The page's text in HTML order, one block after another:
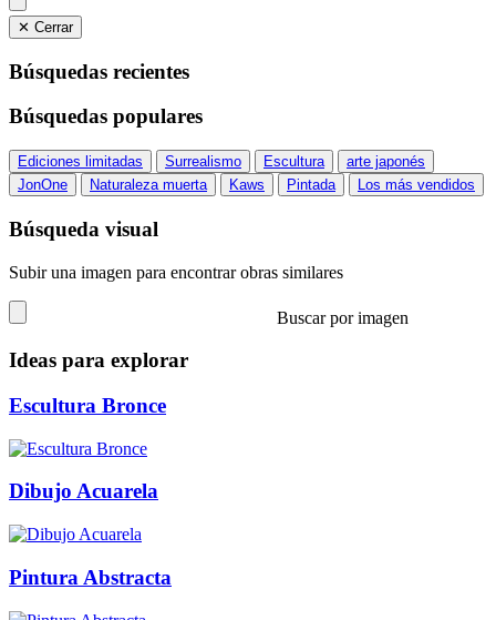
✕ Cerrar
Búsquedas recientes
Búsquedas populares
Ediciones limitadas Surrealismo Escultura
arte japonés
JonOne
Naturaleza muerta Kaws Pintada Los más vendidos
Búsqueda visual
Subir una imagen para encontrar obras similares
Buscar por imagen
Ideas para explorar
Escultura Bronce
Dibujo Acuarela
Pintura Abstracta